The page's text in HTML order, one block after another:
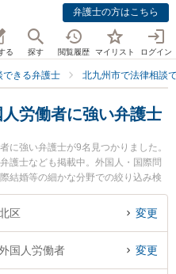
弁護士の方はこちら
る 探す 閲覧履歴 マイリスト ログイン
できる弁護士 北九州市で法律相談
労働者に強い弁護士
に強い弁護士が9名見つかりました。
護士なども掲載中。外国人・国際問
結婚等の細かな分野での絞り込み検
事務所 北九州オフィスの加地 彰吾弁
ヘッドオフィスの眞子 幸人弁護士、
たい』『外国人労働者のトラブル解
』『初回相談無料で外国人労働者を
区 変更
国人労働者 変更